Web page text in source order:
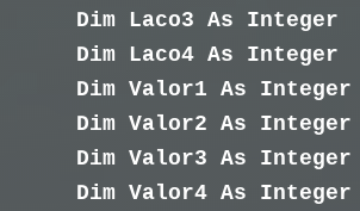
Dim Laco3 As Integer
Dim Laco4 As Integer
Dim Valor1 As Integer
Dim Valor2 As Integer
Dim Valor3 As Integer
Dim Valor4 As Integer